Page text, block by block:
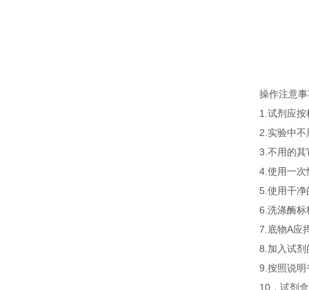
操作注意
1.试剂应
2.实验中
3.不用的其
4.使用一次
5.使用干净
6.洗涤酶标
7.底物A应
8.加入试剂
9.按照说明
10．试剂